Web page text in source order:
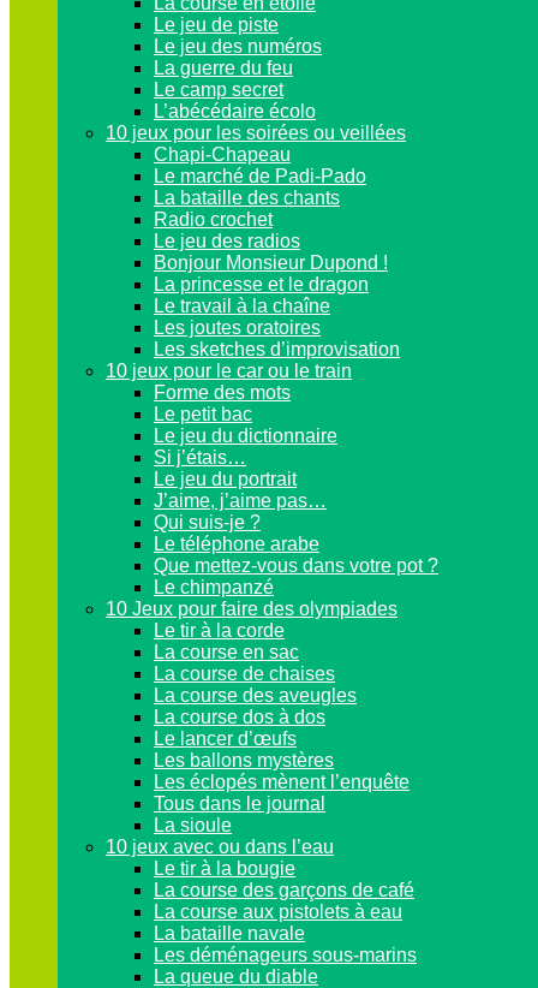
Le jeu de piste
Le jeu des numéros
La guerre du feu
Le camp secret
L’abécédaire écolo
10 jeux pour les soirées ou veillées
Chapi-Chapeau
Le marché de Padi-Pado
La bataille des chants
Radio crochet
Le jeu des radios
Bonjour Monsieur Dupond !
La princesse et le dragon
Le travail à la chaîne
Les joutes oratoires
Les sketches d’improvisation
10 jeux pour le car ou le train
Forme des mots
Le petit bac
Le jeu du dictionnaire
Si j’étais…
Le jeu du portrait
J’aime, j’aime pas…
Qui suis-je ?
Le téléphone arabe
Que mettez-vous dans votre pot ?
Le chimpanzé
10 Jeux pour faire des olympiades
Le tir à la corde
La course en sac
La course de chaises
La course des aveugles
La course dos à dos
Le lancer d’œufs
Les ballons mystères
Les éclopés mènent l’enquête
Tous dans le journal
La sioule
10 jeux avec ou dans l’eau
Le tir à la bougie
La course des garçons de café
La course aux pistolets à eau
La bataille navale
Les déménageurs sous-marins
La queue du diable